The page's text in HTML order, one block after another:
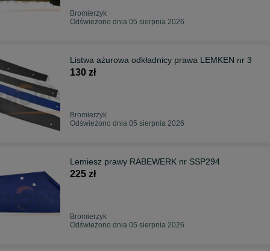
Bromierzyk
Odświeżono dnia 05 sierpnia 2026
Listwa ażurowa odkładnicy prawa LEMKEN nr 3
130 zł
Bromierzyk
Odświeżono dnia 05 sierpnia 2026
Lemiesz prawy RABEWERK nr SSP294
225 zł
Bromierzyk
Odświeżono dnia 05 sierpnia 2026